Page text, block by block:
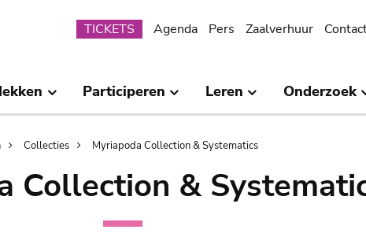
Submenu
TICKETS Agenda Pers Zaalverhuur
Participeren Leren Onderzoek
Collecties Myriapoda Collection & Systematics
Collection &